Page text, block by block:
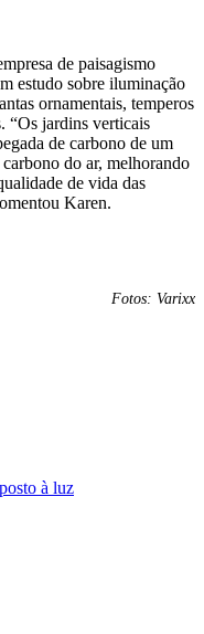
de paisagismo
estudo sobre iluminação
ornamentais, temperos
“Os jardins verticais
de carbono de um
do ar, melhorando
de vida das
Karen.
Fotos: Varixx
à luz